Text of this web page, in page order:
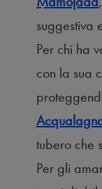
suggestiva
Per chi ha
con la sua
tubero che
Per gli